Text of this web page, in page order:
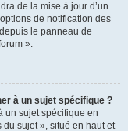
de la mise à jour d’un
de notification des
le panneau de
».
à un sujet spécifique ?
un sujet spécifique en
sujet », situé en haut et